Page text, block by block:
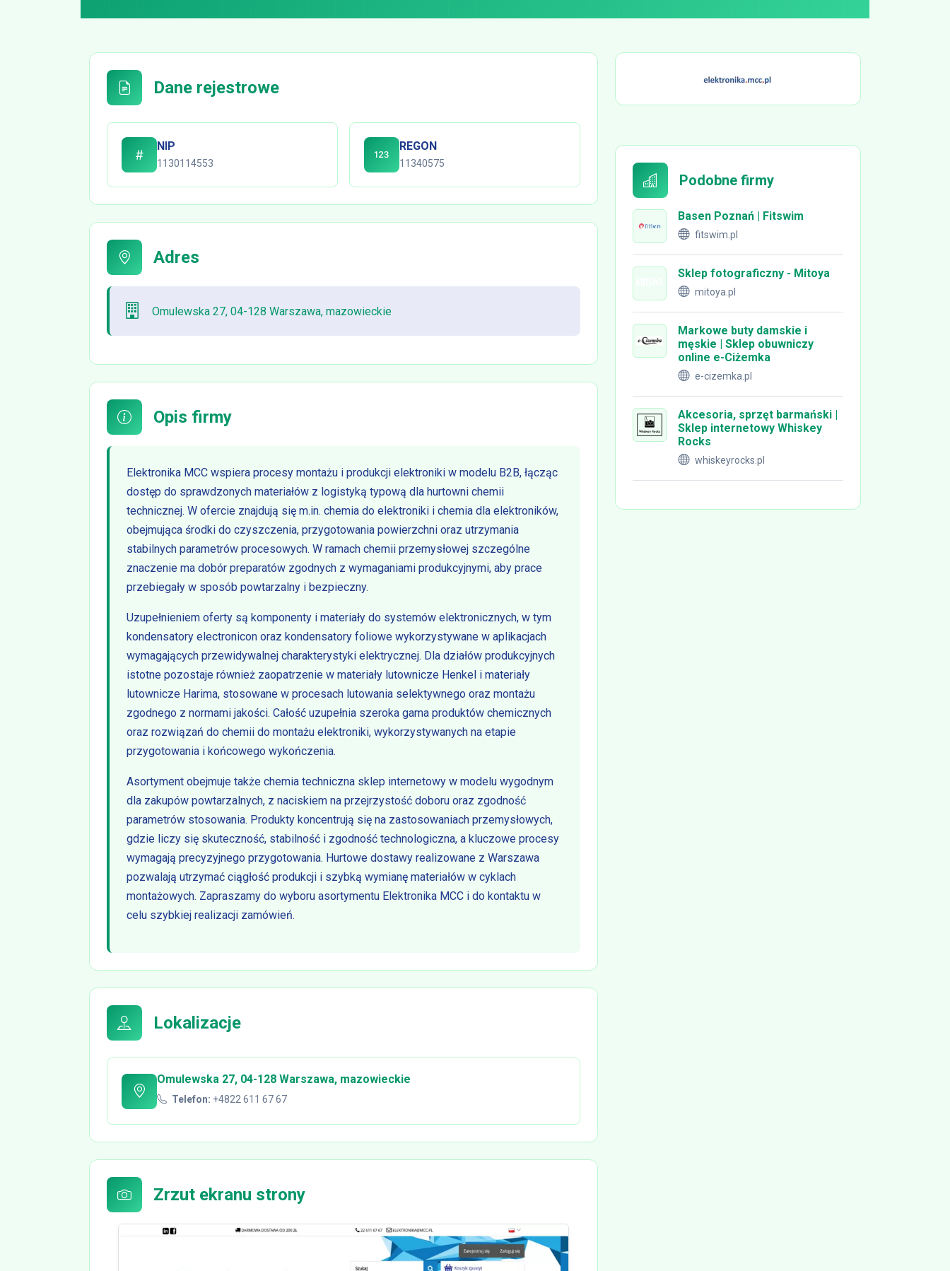
Dane rejestrowe
NIP
1130114553
REGON
11340575
Adres
Omulewska 27, 04-128 Warszawa, mazowieckie
Opis firmy
Elektronika MCC wspiera procesy montażu i produkcji elektroniki w modelu B2B, łącząc
dostęp do sprawdzonych materiałów z logistyką typową dla hurtowni chemii
technicznej. W ofercie znajdują się m.in. chemia do elektroniki i chemia dla elektroników,
obejmująca środki do czyszczenia, przygotowania powierzchni oraz utrzymania
stabilnych parametrów procesowych. W ramach chemii przemysłowej szczególne
znaczenie ma dobór preparatów zgodnych z wymaganiami produkcyjnymi, aby prace
przebiegały w sposób powtarzalny i bezpieczny.
Uzupełnieniem oferty są komponenty i materiały do systemów elektronicznych, w tym
kondensatory electronicon oraz kondensatory foliowe wykorzystywane w aplikacjach
wymagających przewidywalnej charakterystyki elektrycznej. Dla działów produkcyjnych
istotne pozostaje również zaopatrzenie w materiały lutownicze Henkel i materiały
lutownicze Harima, stosowane w procesach lutowania selektywnego oraz montażu
zgodnego z normami jakości. Całość uzupełnia szeroka gama produktów chemicznych
oraz rozwiązań do chemii do montażu elektroniki, wykorzystywanych na etapie
przygotowania i końcowego wykończenia.
Asortyment obejmuje także chemia techniczna sklep internetowy w modelu wygodnym
dla zakupów powtarzalnych, z naciskiem na przejrzystość doboru oraz zgodność
parametrów stosowania. Produkty koncentrują się na zastosowaniach przemysłowych,
gdzie liczy się skuteczność, stabilność i zgodność technologiczna, a kluczowe procesy
wymagają precyzyjnego przygotowania. Hurtowe dostawy realizowane z Warszawa
pozwalają utrzymać ciągłość produkcji i szybką wymianę materiałów w cyklach
montażowych. Zapraszamy do wyboru asortymentu Elektronika MCC i do kontaktu w
celu szybkiej realizacji zamówień.
Lokalizacje
Omulewska 27, 04-128 Warszawa, mazowieckie
Telefon: +4822 611 67 67
Zrzut ekranu strony
Podobne firmy
Basen Poznań | Fitswim
fitswim.pl
Sklep fotograficzny - Mitoya
mitoya.pl
Markowe buty damskie i
męskie | Sklep obuwniczy
online e-Ciżemka
e-cizemka.pl
Akcesoria, sprzęt barmański |
Sklep internetowy Whiskey
Rocks
whiskeyrocks.pl